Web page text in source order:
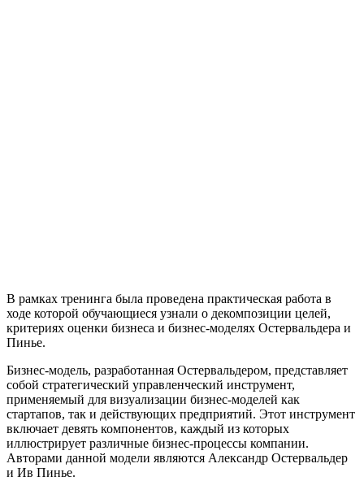
В рамках тренинга была проведена практическая работа в
ходе которой обучающиеся узнали о декомпозиции целей,
критериях оценки бизнеса и бизнес-моделях Остервальдера и
Пинье.
Бизнес-модель, разработанная Остервальдером, представляет
собой стратегический управленческий инструмент,
применяемый для визуализации бизнес-моделей как
стартапов, так и действующих предприятий. Этот инструмент
включает девять компонентов, каждый из которых
иллюстрирует различные бизнес-процессы компании.
Авторами данной модели являются Александр Остервальдер
и Ив Пинье.